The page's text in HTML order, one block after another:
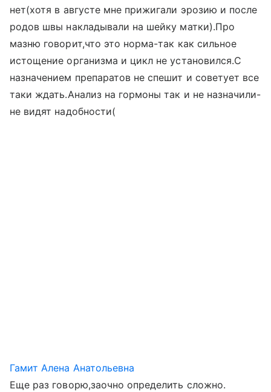
нет(хотя в августе мне прижигали эрозию и после
родов швы накладывали на шейку матки).Про
мазню говорит,что это норма-так как сильное
истощение организма и цикл не установился.С
назначением препаратов не спешит и советует все
таки ждать.Анализ на гормоны так и не назначили-
не видят надобности(
Гамит Алена Анатольевна
Еще раз говорю,заочно определить сложно.